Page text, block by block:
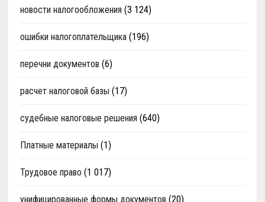
новости налогообложения (3 124)
ошибки налогоплательщика(196)
перечни документов (6)
расчет налоговой базы (17)
судебные налоговые решения (640)
Платные материалы (1)
Трудовое право (1 017)
унифицированные формы документов (20)